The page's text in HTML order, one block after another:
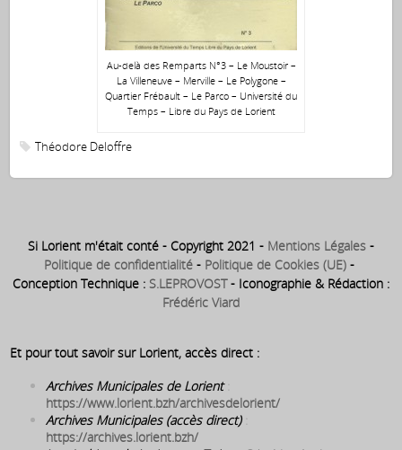
Au-delà des Remparts N°3 – Le Moustoir –
La Villeneuve – Merville – Le Polygone –
Quartier Frébault – Le Parco – Université du
Temps – Libre du Pays de Lorient
Théodore Deloffre
Si Lorient m'était conté - Copyright 2021 - Mentions Légales -
Politique de confidentialité - Politique de Cookies (UE) -
Conception Technique : S.LEPROVOST- Iconographie & Rédaction :
Frédéric Viard
Et pour tout savoir sur Lorient, accès direct :
Archives Municipales de Lorient
https://www.lorient.bzh/archivesdelorient/
Archives Municipales (accès direct):
https://archives.lorient.bzh/